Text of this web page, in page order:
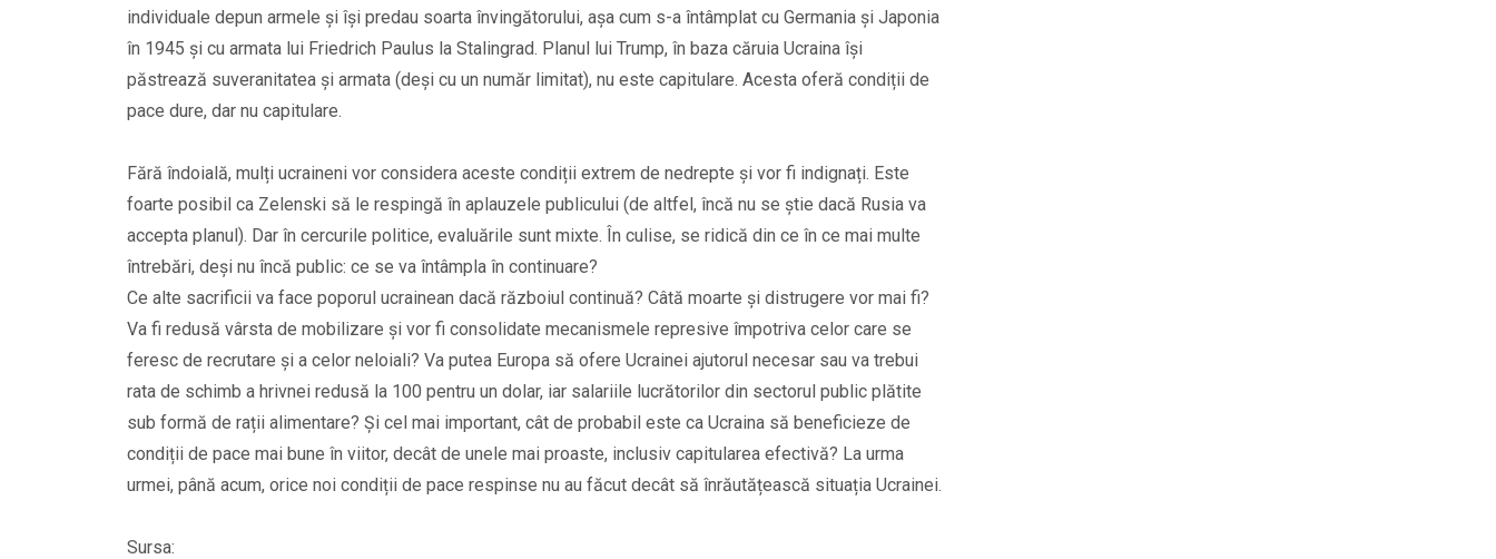
individuale depun armele și își predau soarta învingătorului, așa cum s-a întâmplat cu Germania și Japonia
în 1945 și cu armata lui Friedrich Paulus la Stalingrad. Planul lui Trump, în baza căruia Ucraina își
păstrează suveranitatea și armata (deși cu un număr limitat), nu este capitulare. Acesta oferă condiții de
pace dure, dar nu capitulare.
Fără îndoială, mulți ucraineni vor considera aceste condiții extrem de nedrepte și vor fi indignați. Este
foarte posibil ca Zelenski să le respingă în aplauzele publicului (de altfel, încă nu se știe dacă Rusia va
accepta planul). Dar în cercurile politice, evaluările sunt mixte. În culise, se ridică din ce în ce mai multe
întrebări, deși nu încă public: ce se va întâmpla în continuare?
Ce alte sacrificii va face poporul ucrainean dacă războiul continuă? Câtă moarte și distrugere vor mai fi?
Va fi redusă vârsta de mobilizare și vor fi consolidate mecanismele represive împotriva celor care se
feresc de recrutare și a celor neloiali? Va putea Europa să ofere Ucrainei ajutorul necesar sau va trebui
rata de schimb a hrivnei redusă la 100 pentru un dolar, iar salariile lucrătorilor din sectorul public plătite
sub formă de rații alimentare? Și cel mai important, cât de probabil este ca Ucraina să beneficieze de
condiții de pace mai bune în viitor, decât de unele mai proaste, inclusiv capitularea efectivă? La urma
urmei, până acum, orice noi condiții de pace respinse nu au făcut decât să înrăutățească situația Ucrainei.
Sursa: